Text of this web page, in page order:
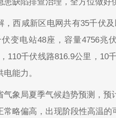
，西咸新区电网共有35千伏
伏变电站48座，容量4756兆
110千伏线路816.9公里，10
能力。
气象局夏季气候趋势预测，预
常略偏高，出现阶段性高温